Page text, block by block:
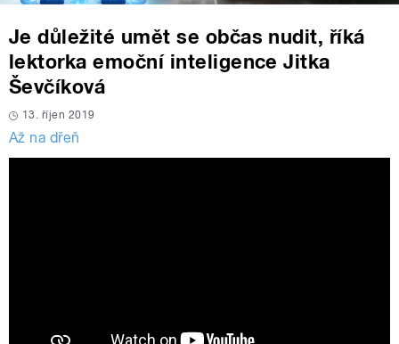
Je důležité umět se občas nudit, říká
lektorka emoční inteligence Jitka
Ševčíková
13. říjen 2019
Až na dřeň